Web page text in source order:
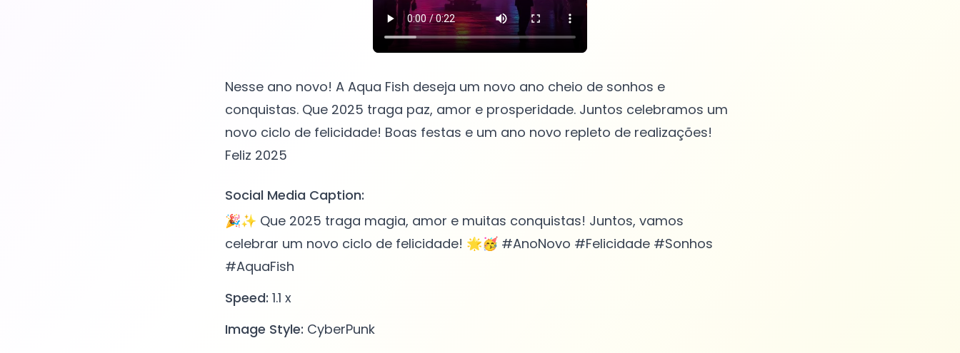
Nesse ano novo! A Aqua Fish deseja um novo ano cheio de sonhos e
conquistas. Que 2025 traga paz, amor e prosperidade. Juntos celebramos um
novo ciclo de felicidade! Boas festas e um ano novo repleto de realizações!
Social Media Caption:
🎉✨ Que 2025 traga magia, amor e muitas conquistas! Juntos, vamos
celebrar um novo ciclo de felicidade! 🌟🥳 #AnoNovo #Felicidade #Sonhos
#AquaFish
Speed: 1.1 x
Image Style: CyberPunk